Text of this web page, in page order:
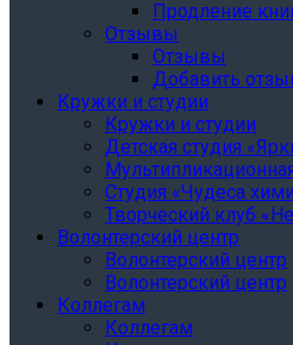
Продление
Отзывы
Отзывы
Добавить
Кружки и студии
Кружки и студии
Детская студия
Студия «Чудеса
Творческий клуб
Волонтерский центр
Волонтерский центр
Волонтерский центр
Коллегам
Коллегам